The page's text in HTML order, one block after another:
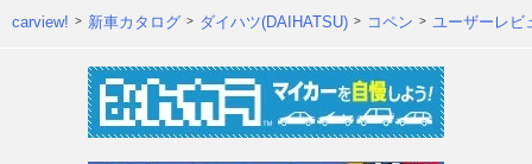
carview! 新車カタログ ダイハツ(DAIHATSU) コペン ユーザーレビ